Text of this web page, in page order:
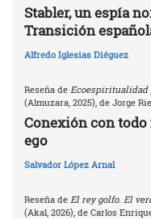
Stabler, un espía
Transición
Alfredo Iglesias Diéguez
Reseña de Ecoespiritualidad
(Almuzara, 2025), de Jorge
Conexión con
ego
Salvador López Arnal
Reseña de El rey golfo. El
(Akal, 2026), de Carlos